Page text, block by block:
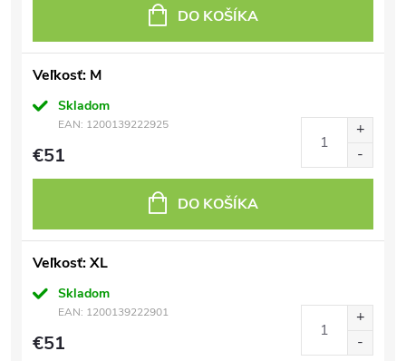
DO KOŠÍKA
Veľkosť: M
Skladom
EAN: 1200139222925
€51
DO KOŠÍKA
Veľkosť: XL
Skladom
EAN: 1200139222901
€51